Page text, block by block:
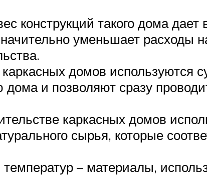
конструкций такого дома дает
уменьшает расходы
домов используются
и позволяют сразу
каркасных домов
сырья, которые
– материалы,